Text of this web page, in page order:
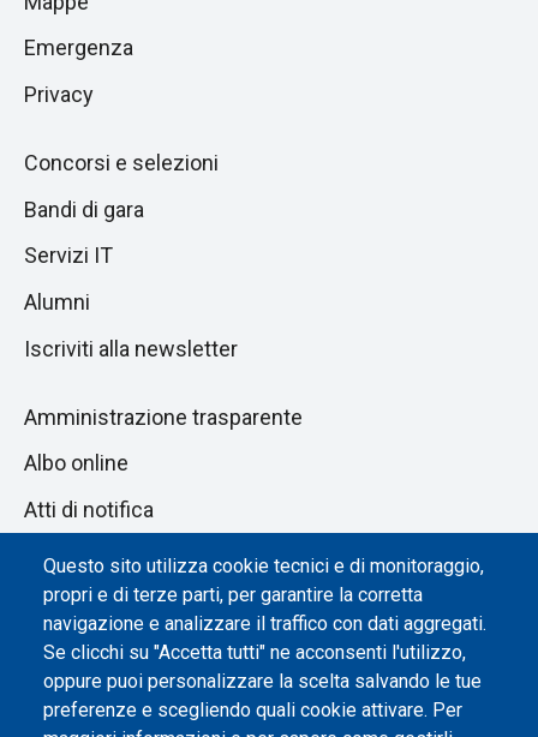
Questo sito utilizza cookie tecnici e di monitoraggio,
propri e di terze parti, per garantire la corretta
navigazione e analizzare il traffico con dati aggregati.
Se clicchi su "Accetta tutti" ne acconsenti l'utilizzo,
oppure puoi personalizzare la scelta salvando le tue
preferenze e scegliendo quali cookie attivare. Per
pagina
Emergenza
Privacy
Concorsi e selezioni
Bandi di gara
Servizi IT
Alumni
Iscriviti alla newsletter
Amministrazione trasparente
Albo online
Atti di notifica
Dichiarazione di accessibilità
Impostazione dei cookie